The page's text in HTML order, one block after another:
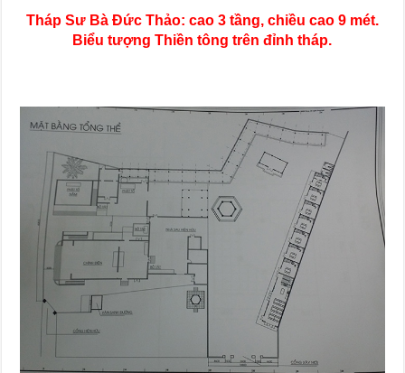
Tháp Sư Bà Đức Thảo: cao 3 tầng, chiều cao 9 mét.
Biểu tượng Thiền tông trên đỉnh tháp.